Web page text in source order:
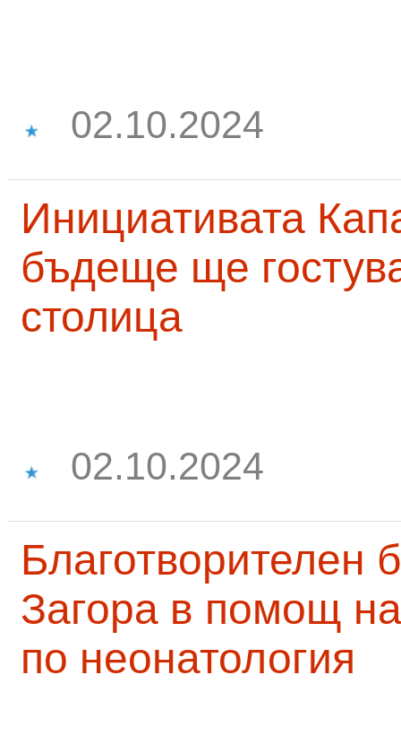
02.10.2024
Инициативата
бъдеще ще
столица
02.10.2024
Благотворителен
Загора в помощ
по неонатология